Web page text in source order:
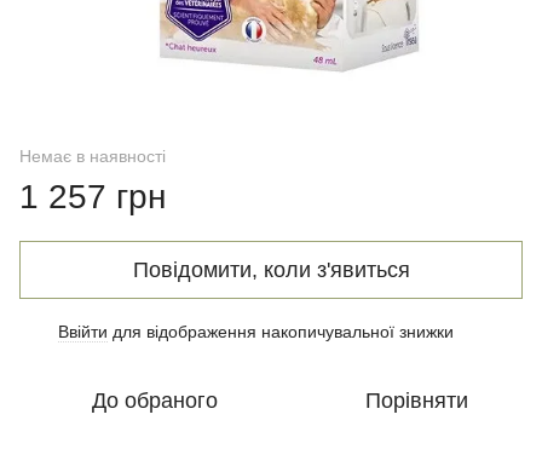
Немає в наявності
1 257 грн
Повідомити, коли з'явиться
Ввійти для відображення накопичувальної знижки
До обраного Порівняти